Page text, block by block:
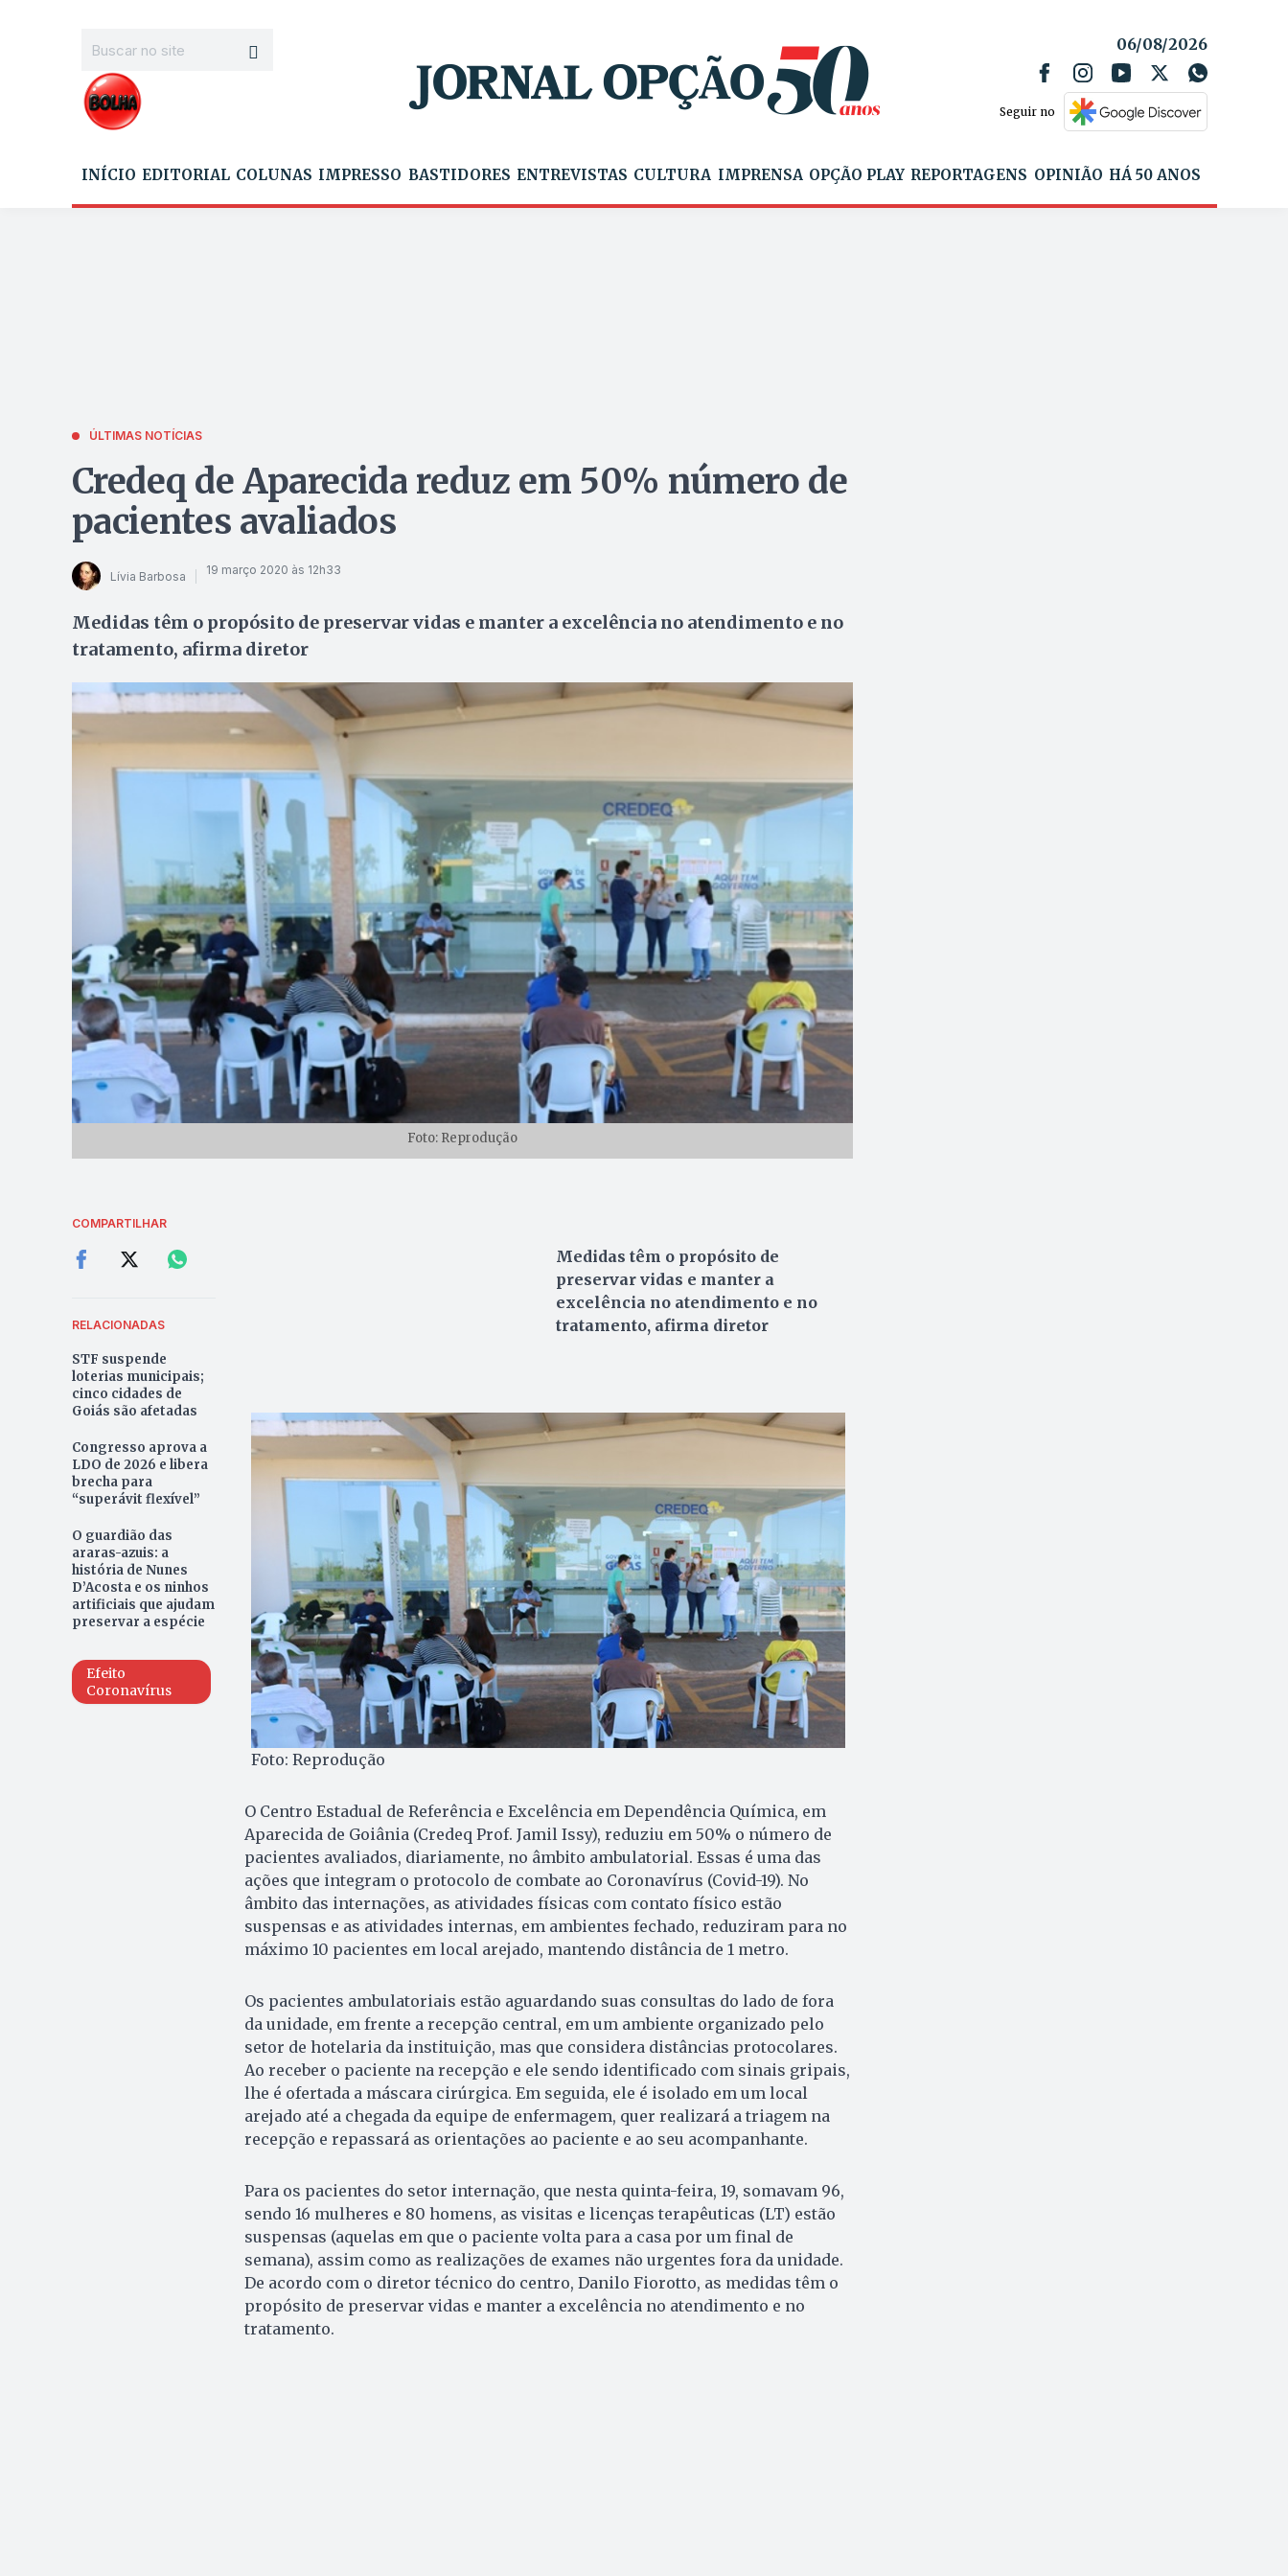
06/08/2026
Seguir no
INÍCIO EDITORIAL COLUNAS IMPRESSO BASTIDORES ENTREVISTAS CULTURA IMPRENSA OPÇÃO PLAY REPORTAGENS OPINIÃO HÁ 50 ANOS
ÚLTIMAS NOTÍCIAS
Credeq de Aparecida reduz em 50% número de
pacientes avaliados
Lívia Barbosa 19 março 2020 às 12h33
Medidas têm o propósito de preservar vidas e manter a excelência no atendimento e no
tratamento, afirma diretor
Foto: Reprodução
COMPARTILHAR
RELACIONADAS
STF suspende
loterias municipais;
cinco cidades de
Goiás são afetadas
Congresso aprova a
LDO de 2026 e libera
brecha para
“superávit flexível”
O guardião das
araras-azuis: a
história de Nunes
D’Acosta e os ninhos
artificiais que ajudam
preservar a espécie
Efeito
Coronavírus
Medidas têm o propósito de
preservar vidas e manter a
excelência no atendimento e no
tratamento, afirma diretor
Foto: Reprodução
O Centro Estadual de Referência e Excelência em Dependência Química, em
Aparecida de Goiânia (Credeq Prof. Jamil Issy), reduziu em 50% o número de
pacientes avaliados, diariamente, no âmbito ambulatorial. Essas é uma das
ações que integram o protocolo de combate ao Coronavírus (Covid-19). No
âmbito das internações, as atividades físicas com contato físico estão
suspensas e as atividades internas, em ambientes fechado, reduziram para no
máximo 10 pacientes em local arejado, mantendo distância de 1 metro.
Os pacientes ambulatoriais estão aguardando suas consultas do lado de fora
da unidade, em frente a recepção central, em um ambiente organizado pelo
setor de hotelaria da instituição, mas que considera distâncias protocolares.
Ao receber o paciente na recepção e ele sendo identificado com sinais gripais,
lhe é ofertada a máscara cirúrgica. Em seguida, ele é isolado em um local
arejado até a chegada da equipe de enfermagem, quer realizará a triagem na
recepção e repassará as orientações ao paciente e ao seu acompanhante.
Para os pacientes do setor internação, que nesta quinta-feira, 19, somavam 96,
sendo 16 mulheres e 80 homens, as visitas e licenças terapêuticas (LT) estão
suspensas (aquelas em que o paciente volta para a casa por um final de
semana), assim como as realizações de exames não urgentes fora da unidade.
De acordo com o diretor técnico do centro, Danilo Fiorotto, as medidas têm o
propósito de preservar vidas e manter a excelência no atendimento e no
tratamento.